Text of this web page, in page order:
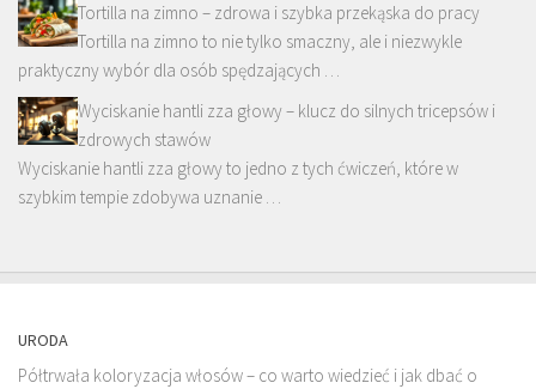
Tortilla na zimno – zdrowa i szybka przekąska do pracy
Tortilla na zimno to nie tylko smaczny, ale i niezwykle
praktyczny wybór dla osób spędzających …
Wyciskanie hantli zza głowy – klucz do silnych tricepsów i
zdrowych stawów
Wyciskanie hantli zza głowy to jedno z tych ćwiczeń, które w
szybkim tempie zdobywa uznanie …
URODA
Półtrwała koloryzacja włosów – co warto wiedzieć i jak dbać o